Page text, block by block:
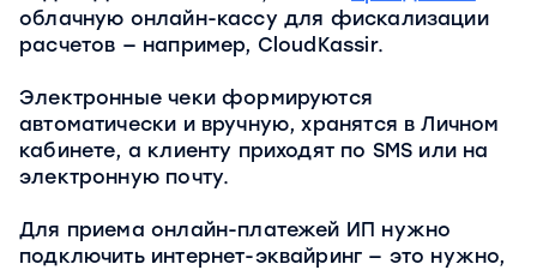
облачную онлайн-кассу для фискализации
расчетов — например, CloudKassir.
Электронные чеки формируются
автоматически и вручную, хранятся в Личном
кабинете, а клиенту приходят по SMS или на
электронную почту.
Для приема онлайн-платежей ИП нужно
подключить интернет-эквайринг — это нужно,